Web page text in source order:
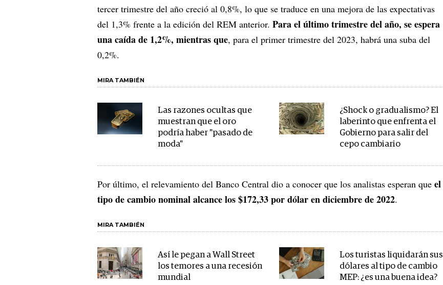
tercer trimestre del año creció al 0,8%, lo que se traduce en una mejora de las expectativas
del 1,3% frente a la edición del REM anterior. Para el último trimestre del año, se espera
una caída de 1,2%, mientras que, para el primer trimestre del 2023, habrá una suba del
0,2%.
MIRA TAMBIÉN
Las razones ocultas que
muestran que el oro
podría haber "pasado de
moda"
¿Shock o gradualismo? El
laberinto que enfrenta el
Gobierno para salir del
cepo cambiario
Por último, el relevamiento del Banco Central dio a conocer que los analistas esperan que el
tipo de cambio nominal alcance los $172,33 por dólar en diciembre de 2022.
MIRA TAMBIÉN
Así le pegan a Wall Street
los temores a una recesión
mundial
Los turistas liquidarán sus
dólares al tipo de cambio
MEP: ¿es una buena idea?